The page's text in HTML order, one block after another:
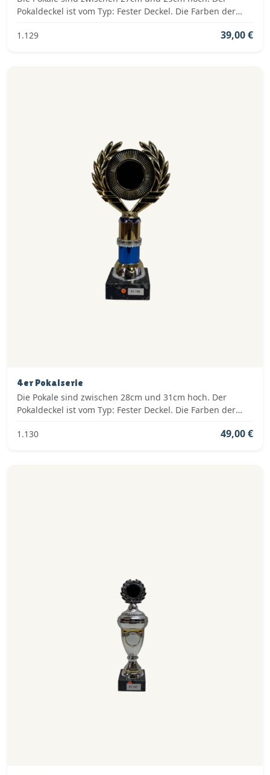
Pokaldeckel ist vom Typ: Fester Deckel. Die Farben der
1.129
39,00 €
4er Pokalserie
Die Pokale sind zwischen 28cm und 31cm hoch. Der
Pokaldeckel ist vom Typ: Fester Deckel. Die Farben der
1.130
49,00 €